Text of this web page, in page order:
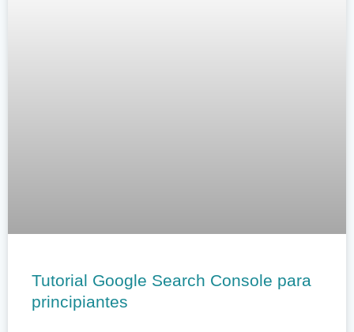
Tutorial Google Search Console para
principiantes